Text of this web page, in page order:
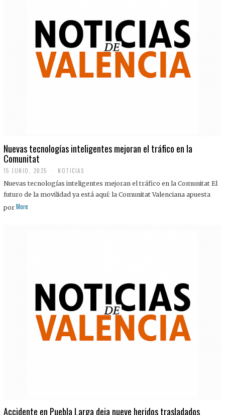
Nuevas tecnologías inteligentes mejoran el tráfico en la
Comunitat
15 JUNIO, 2025 NOTICIAS
Nuevas tecnologías inteligentes mejoran el tráfico en la Comunitat El
futuro de la movilidad ya está aquí: la Comunitat Valenciana apuesta
por More
Accidente en Puebla Larga deja nueve heridos trasladados